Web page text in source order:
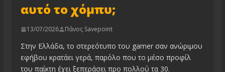
αυτό το χόμπυ;
13/07/2026 Πάνος Savepoint
Στην Ελλάδα, το στερεότυπο του gamer σαν ανώριμου
εφήβου κρατάει γερά, παρόλο που το μέσο προφίλ
του παίκτη έχει ξεπεράσει προ πολλού τα 30.